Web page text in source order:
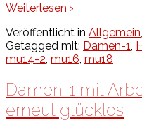
Weiterlesen ›
Veröffentlicht in Allgemein,
Getagged mit: Damen-1,
mu14-2, mu16, mu18
Damen-1 mit
erneut glücklos